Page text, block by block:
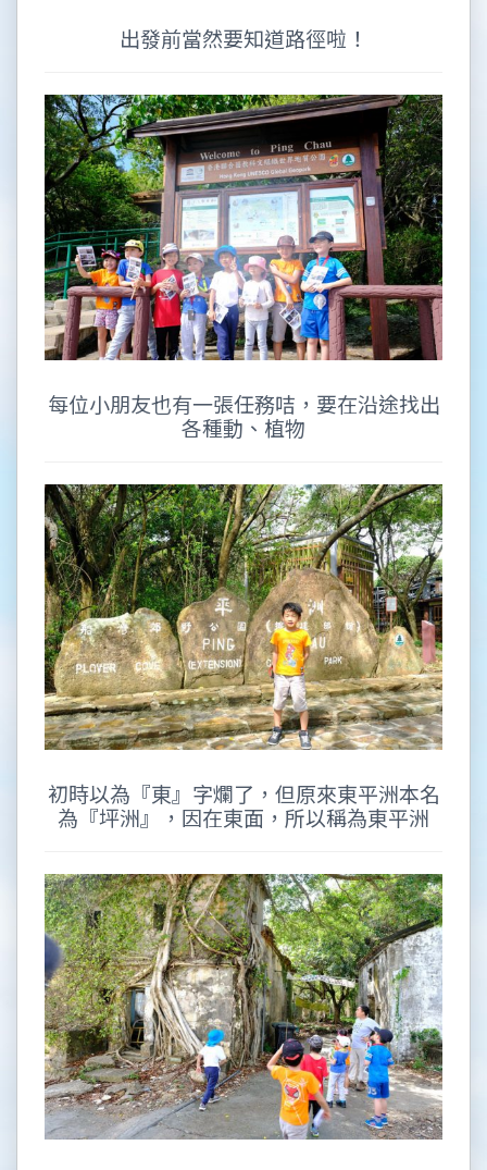
出發前當然要知道路徑啦！
每位小朋友也有一張任務咭，要在沿途找出
各種動、植物
初時以為『東』字爛了，但原來東平洲本名
為『坪洲』，因在東面，所以稱為東平洲